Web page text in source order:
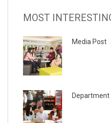
MOST
Media Post
Department